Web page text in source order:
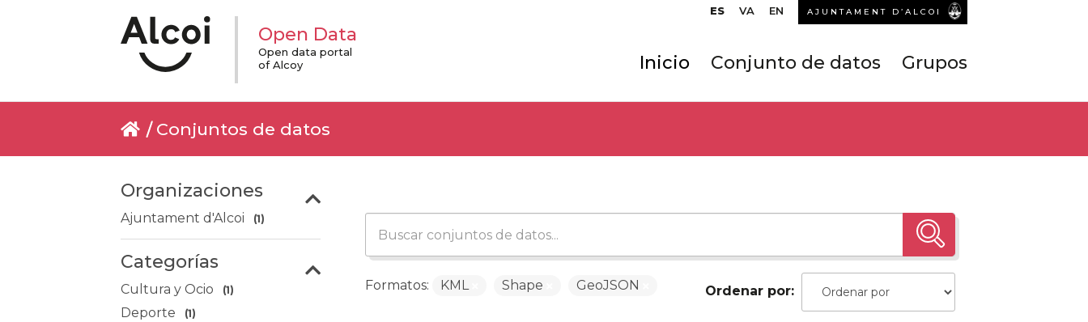
ES VA EN AJUNTAMENT D’ALCOI
Open Data
Open data portal
of Alcoy
Inicio Conjunto de datos Grupos
Conjuntos de datos
Organizaciones
Ajuntament d'Alcoi (1)
Categorías
Cultura y Ocio (1)
Deporte (1)
Ordenar por
Formatos: KML Shape GeoJSON